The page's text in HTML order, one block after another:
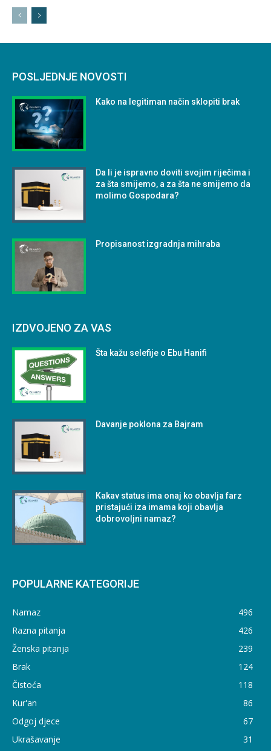
POSLJEDNJE NOVOSTI
Kako na legitiman način sklopiti brak
Da li je ispravno doviti svojim riječima i
za šta smijemo, a za šta ne smijemo da
molimo Gospodara?
Propisanost izgradnja mihraba
IZDVOJENO ZA VAS
Šta kažu selefije o Ebu Hanifi
Davanje poklona za Bajram
Kakav status ima onaj ko obavlja farz
pristajući iza imama koji obavlja
dobrovoljni namaz?
POPULARNE KATEGORIJE
Namaz
496
Razna pitanja
426
Ženska pitanja
239
Brak
124
Čistoća
118
Kur'an
86
Odgoj djece
67
Ukrašavanje
31